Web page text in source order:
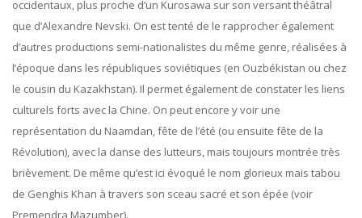
occidentaux, plus proche d’un Kurosawa sur son versant théâtral
que d’Alexandre Nevski. On est tenté de le rapprocher également
d’autres productions semi-nationalistes du même genre, réalisées à
l’époque dans les républiques soviétiques (en Ouzbékistan ou chez
le cousin du Kazakhstan). Il permet également de constater les liens
culturels forts avec la Chine. On peut encore y voir une
représentation du Naamdan, fête de l’été (ou ensuite fête de la
Révolution), avec la danse des lutteurs, mais toujours montrée très
brièvement. De même qu’est ici évoqué le nom glorieux mais tabou
de Genghis Khan à travers son sceau sacré et son épée (voir
Premendra Mazumber).